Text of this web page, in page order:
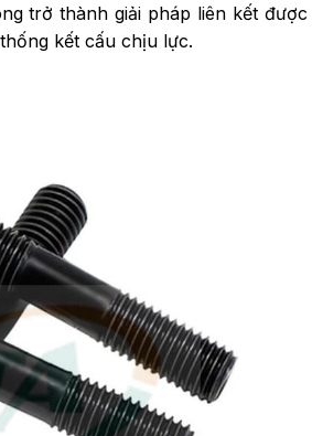
trở thành giải pháp liên kết
kết cấu chịu lực.